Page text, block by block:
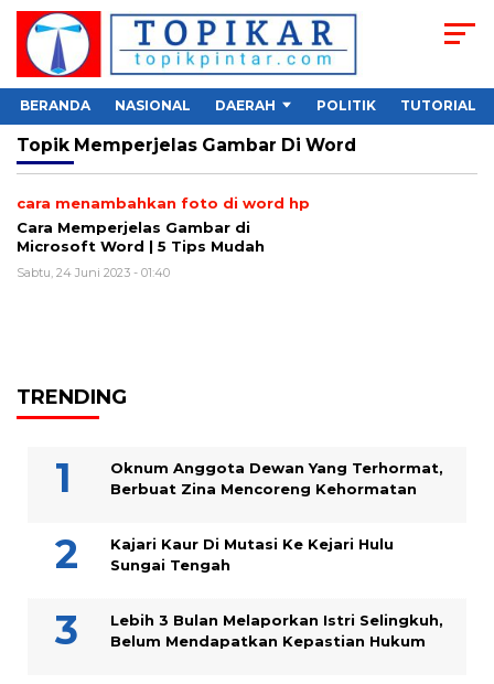
BERANDA NASIONAL DAERAH POLITIK TUTORIAL
Topik Memperjelas Gambar Di Word
cara menambahkan foto di word hp
Cara Memperjelas Gambar di
Microsoft Word | 5 Tips Mudah
Sabtu, 24 Juni 2023 - 01:40
TRENDING
Oknum Anggota Dewan Yang Terhormat,
Berbuat Zina Mencoreng Kehormatan
Kajari Kaur Di Mutasi Ke Kejari Hulu
Sungai Tengah
Lebih 3 Bulan Melaporkan Istri Selingkuh,
Belum Mendapatkan Kepastian Hukum